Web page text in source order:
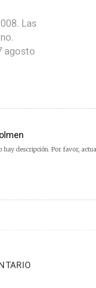
Las
agosto
hay descripción. Por favor,